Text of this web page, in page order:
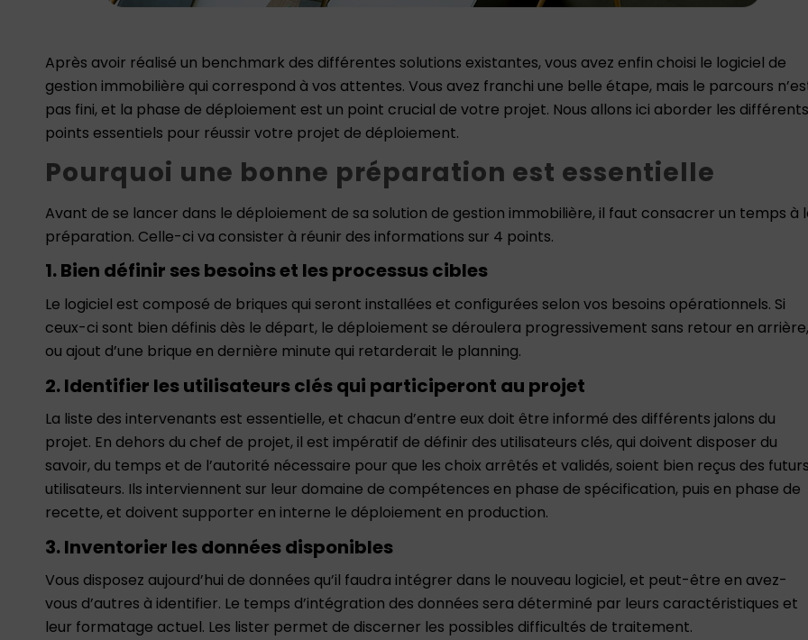
Après avoir réalisé un benchmark des différentes solutions existantes, vous avez enfin choisi le logiciel de
gestion immobilière qui correspond à vos attentes. Vous avez franchi une belle étape, mais le parcours
pas fini, et la phase de déploiement est un point crucial de votre projet. Nous allons ici aborder les différents
points essentiels pour réussir votre projet de déploiement.
Pourquoi une bonne préparation est essentielle
Avant de se lancer dans le déploiement de sa solution de gestion immobilière, il faut consacrer un temps à
préparation. Celle-ci va consister à réunir des informations sur 4 points.
1. Bien définir ses besoins et les processus cibles
Le logiciel est composé de briques qui seront installées et configurées selon vos besoins opérationnels. Si
ceux-ci sont bien définis dès le départ, le déploiement se déroulera progressivement sans retour en arrière,
ou ajout d’une brique en dernière minute qui retarderait le planning.
2. Identifier les utilisateurs clés qui participeront au projet
La liste des intervenants est essentielle, et chacun d’entre eux doit être informé des différents jalons du
projet. En dehors du chef de projet, il est impératif de définir des utilisateurs clés, qui doivent disposer du
savoir, du temps et de l’autorité nécessaire pour que les choix arrêtés et validés, soient bien reçus des
utilisateurs. Ils interviennent sur leur domaine de compétences en phase de spécification, puis en phase de
recette, et doivent supporter en interne le déploiement en production.
3. Inventorier les données disponibles
Vous disposez aujourd’hui de données qu’il faudra intégrer dans le nouveau logiciel, et peut-être en avez-
vous d’autres à identifier. Le temps d’intégration des données sera déterminé par leurs caractéristiques et
leur formatage actuel. Les lister permet de discerner les possibles difficultés de traitement.